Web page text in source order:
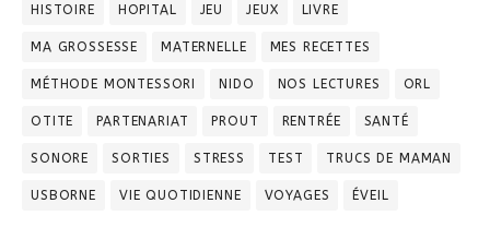
HISTOIRE HOPITAL JEU JEUX LIVRE
MA GROSSESSE MATERNELLE MES RECETTES
MÉTHODE MONTESSORI NIDO NOS LECTURES ORL
OTITE PARTENARIAT PROUT RENTRÉE SANTÉ
SONORE SORTIES STRESS TEST TRUCS DE MAMAN
USBORNE VIE QUOTIDIENNE VOYAGES ÉVEIL